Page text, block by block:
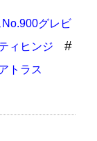
グレビ
ィヒンジ
トラス